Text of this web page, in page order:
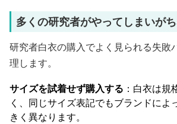
多くの研究者がやってしまいが
研究者白衣の購入でよく見られる失敗
理します。
サイズを試着せず購入する ：白衣は規
く、同じサイズ表記でもブランドによ
きく異なります。